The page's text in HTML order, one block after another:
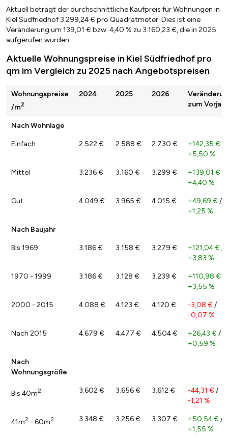
Aktuell beträgt der durchschnittliche Kaufpreis für Wohnungen in
Kiel Südfriedhof 3.299,24 € pro Quadratmeter. Dies ist eine
Veränderung um 139,01 € bzw. 4,40 % zu 3.160,23 €, die in 2025
aufgerufen wurden.
Aktuelle Wohnungspreise in Kiel Südfriedhof pro
qm im Vergleich zu 2025 nach Angebotspreisen
Wohnungspreise
/m2
2024 2025 2026
zum Vorjahr
Nach Wohnlage
Einfach 2.522 € 2.588 € 2.730 € +142,35 €
+5,50 %
Mittel 3.236 € 3.160 € 3.299 € +139,01 €
+4,40 %
Gut 4.049 € 3.965 € 4.015 € +49,69 € /
+1,25 %
Nach Baujahr
Bis 1969 3.186 € 3.158 € 3.279 € +121,04 € /
+3,83 %
1970 - 1999 3.186 € 3.128 € 3.239 € +110,98 €
+3,55 %
2000 - 2015 4.088 € 4.123 € 4.120 € -3,08 € /
-0,07 %
Nach 2015 4.679 € 4.477 € 4.504 € +26,43 € /
+0,59 %
Nach
Wohnungsgröße
Bis 40m2 3.602 € 3.656 € 3.612 € -44,31 € /
-1,21 %
41m2 - 60m2 3.348 € 3.256 € 3.307 € +50,54 € /
+1,55 %